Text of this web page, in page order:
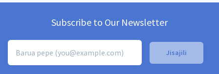
Subscribe to Our Newsletter